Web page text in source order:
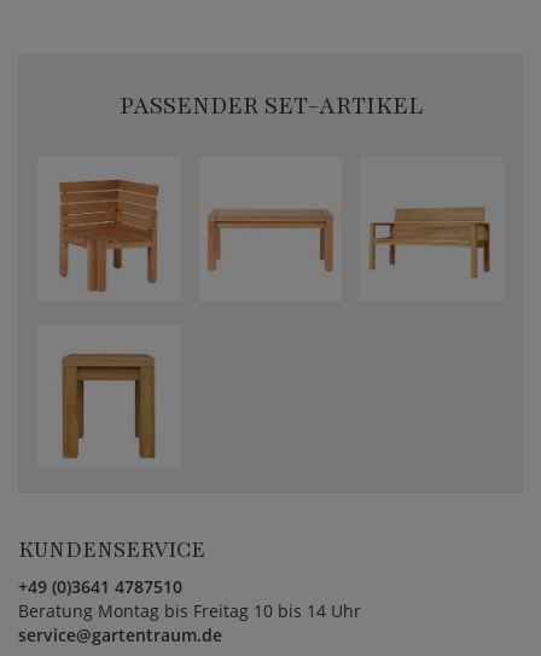
PASSENDER SET-ARTIKEL
KUNDENSERVICE
+49 (0)3641 4787510
Beratung Montag bis Freitag 10 bis 14 Uhr
service@gartentraum.de